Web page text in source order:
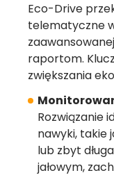
Eco-Drive
telematyczne
raportom.
zwiększania
Rozwiązanie
nawyki, takie
lub zbyt
jałowym,